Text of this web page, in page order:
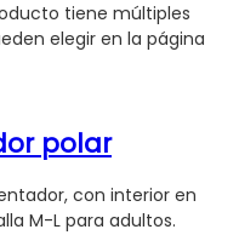
tiene múltiples
elegir en la página
polar
con interior en
M-L para adultos.